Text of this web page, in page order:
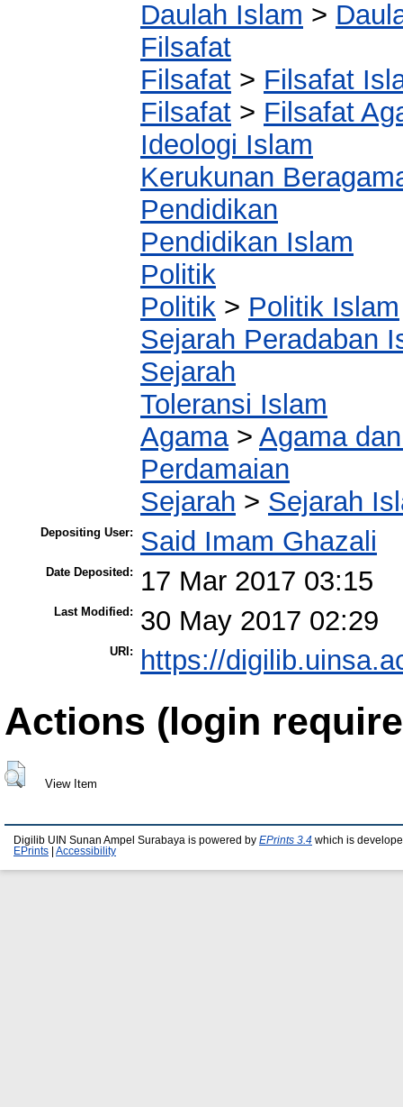
Daulah Islam >
Filsafat
Filsafat > Filsafat
Filsafat > Filsafat
Ideologi Islam
Kerukunan
Pendidikan
Pendidikan Islam
Politik
Politik > Politik Islam
Sejarah Peradaban
Sejarah
Toleransi Islam
Agama> Agama
Perdamaian
Sejarah > Sejarah
Depositing User: Said Imam Ghazali
Date Deposited: 17 Mar 2017 03:15
Last Modified: 30 May 2017 02:29
URI: https://
Actions (login
View Item
Digilib UIN Sunan Ampel Surabaya is powered by EPrints 3.4 which is
EPrints
Accessibility